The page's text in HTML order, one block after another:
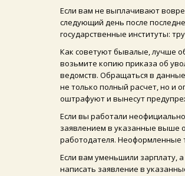
Если вам не выплачивают
следующий день после
государственные институты:
Как советуют бывалые, лучше
возьмите копию приказа об
ведомств. Обращаться в
не только полный расчет, но и
оштрафуют и вынесут
Если вы работали
заявлением в указанные выше
работодателя. Неоформленные
Если вам уменьшили зарплату,
написать заявление в